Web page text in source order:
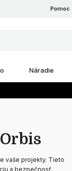
Pomoc
Náradie
vaše projekty. Tieto
a bezpečnosť.